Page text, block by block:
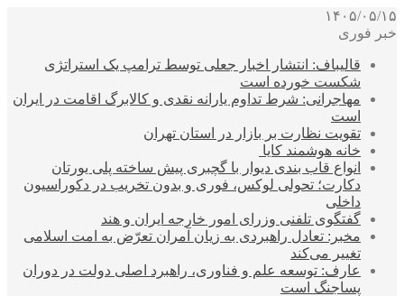
۱۴۰۵/۰۵/۱۵
خبر فوری
قالیباف: انتشار اخبار جعلی توسط ترامپ یک استراتژی
شکست خورده است
مهاجرانی: شرط تداوم یارانه نقدی و کالابرگ اقامت در ایران
است
تقویت نظارت بر بازار در استان تهران
خانه هوشمند کایا
انواع قاب بندی دیوار با گچبری پیش ساخته پلی یورتان
دکارت؛ تحولی لوکس، فوری و بدون تخریب در دکوراسیون
داخلی
گفتگوی تلفنی وزرای امور خارجه ایران و هند
مخبر: تعادل راهبردی به زیان آمران تعرّض به امت اسلامی
تغییر می‌کند
عارف: توسعه علم و فناوری، راهبرد اصلی دولت در دوران
پساجنگ است